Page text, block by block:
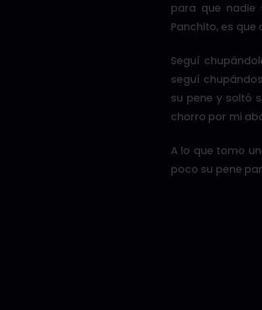
para que nadie
Panchito, es
Seguí
seguí
su pene y soltó
chorro por mi
A lo que tomo
poco su pene